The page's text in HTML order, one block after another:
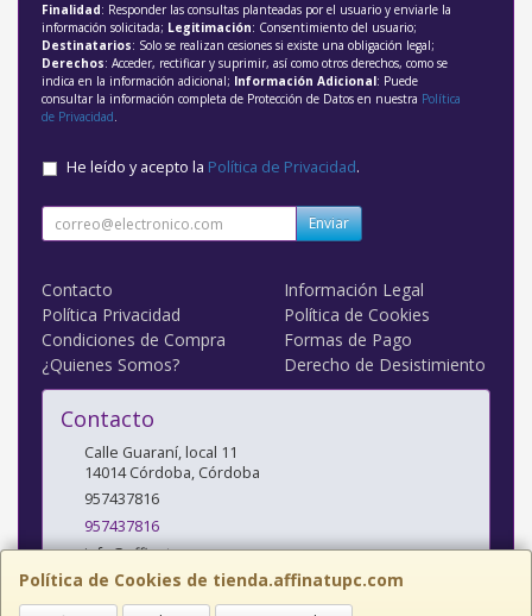
Política de Cookies de tienda.affinatupc.com
Finalidad: Responder las consultas planteadas por el usuario y enviarle la
información solicitada; Legitimación: Consentimiento del usuario;
Destinatarios: Solo se realizan cesiones si existe una obligación legal;
Derechos: Acceder, rectificar y suprimir, así como otros derechos, como se
indica en la información adicional; Información Adicional: Puede
consultar la información completa de Protección de Datos en nuestra Política
de Privacidad.
He leído y acepto la Política de Privacidad.
Enviar
Contacto
Información Legal
Política Privacidad
Política de Cookies
Condiciones de Compra
Formas de Pago
¿Quienes Somos?
Derecho de Desistimiento
Contacto
Calle Guaraní, local 11
14014 Córdoba, Córdoba
957437816
957437816
info@affinatupc.com